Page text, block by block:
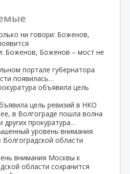
ни говори: Боженов,
портале губернатора
появилась…
объявила цель
в Волгограде пошла волна
прокуратура…
уровень внимания
области